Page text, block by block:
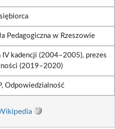
Pedagogiczna w Rzeszowie
IV kadencji (2004–2005), prezes
(2019–2020)
Odpowiedzialność